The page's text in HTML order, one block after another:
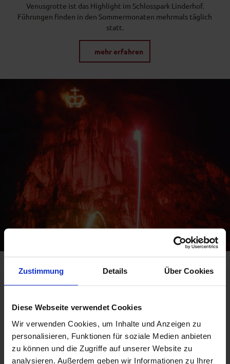
Zustimmung Details Über Cookies
Diese Webseite verwendet Cookies
Wir verwenden Cookies, um Inhalte und Anzeigen zu
personalisieren, Funktionen für soziale Medien anbieten
zu können und die Zugriffe auf unserer Website zu
analysieren. Außerdem geben wir Informationen zu Ihrer
Venusgrotte ist das Highlight im Schlosspark Linderhof.
Führungen finden in den Sommermonaten mehrmals täglich
statt.
mehr erfahren
Oberammergauer lieben ihn. Jedes Jahram Vorabend des
Geburtstags, am 24. August, lodern auf den Berggipfeln der
Ammergauer Alpen Ludwigfeuer und am markanten
Hausberg Kofelwird einebrennende Königskrone